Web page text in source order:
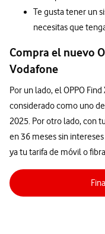
Te gusta tener un
necesitas que
Compra el nuevo
Vodafone
Por un lado, el OPPO
considerado como uno
2025. Por otro lado, con
en 36 meses sin
ya tu tarifa de móvil o